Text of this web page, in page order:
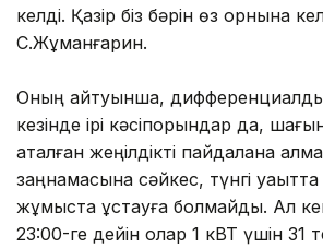
келді. Қазір біз бәрін өз орнына
С.Жұманғарин.
Оның айтуынша,
кезінде ірі кәсіпорындар да,
аталған жеңілдікті пайдалана
заңнамасына сәйкес, түнгі уақытта
жұмыста ұстауға болмайды. Ал
23:00-ге дейін олар 1 кВТ үшін 31